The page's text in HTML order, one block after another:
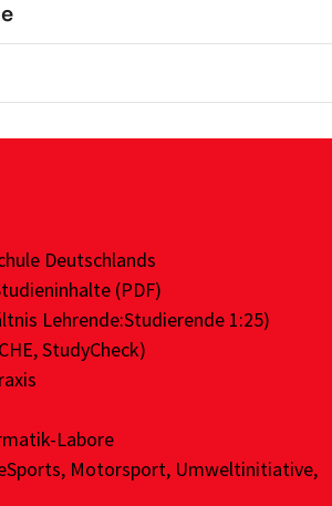
Deutschlands
(PDF)
Lehrende:Studierende 1:25)
CHE,StudyCheck)
Labore
Motorsport, Umweltinitiative,